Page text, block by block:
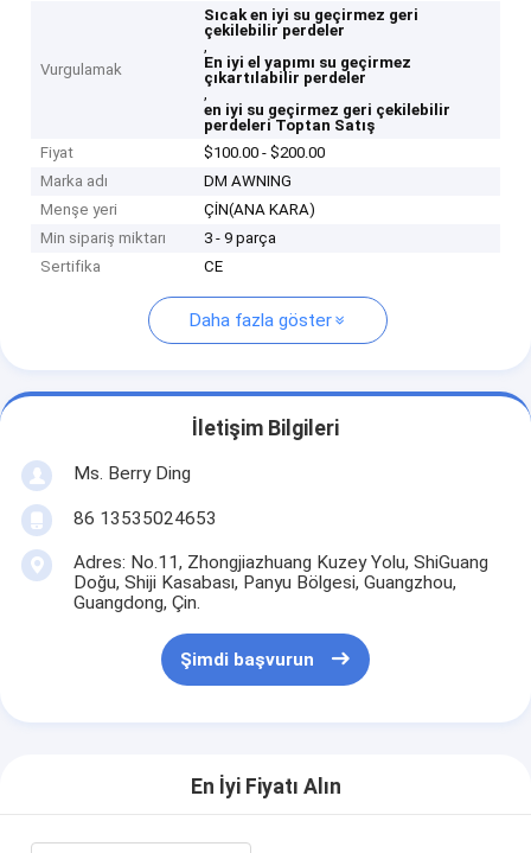
Vurgulamak
Sıcak en iyi su geçirmez geri
çekilebilir perdeler
,
En iyi el yapımı su geçirmez
çıkartılabilir perdeler
,
en iyi su geçirmez geri çekilebilir
perdeleri Toptan Satış
Fiyat
$100.00 - $200.00
Marka adı
DM AWNING
Menşe yeri
ÇİN(ANA KARA)
Min sipariş miktarı
3 - 9 parça
Sertifika
CE
Daha fazla göster
İletişim Bilgileri
Ms. Berry Ding
86 13535024653
Adres: No.11, Zhongjiazhuang Kuzey Yolu, ShiGuang
Doğu, Shiji Kasabası, Panyu Bölgesi, Guangzhou,
Guangdong, Çin.
Şimdi başvurun
En İyi Fiyatı Alın